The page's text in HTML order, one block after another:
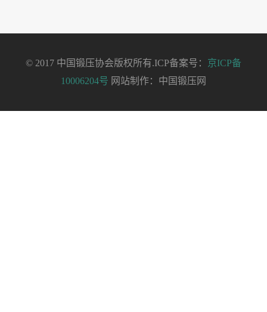
© 2017 中国锻压协会版权所有.ICP备案号： 京ICP备
10006204号 网站制作：中国锻压网